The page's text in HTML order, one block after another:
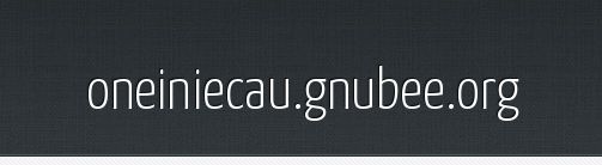
oneiniecau.gnubee.org